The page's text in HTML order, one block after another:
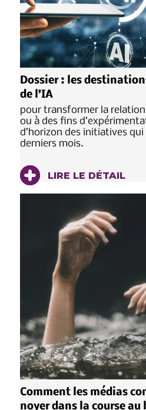
Dossier : les
de l’IA
pour transformer la
ou à des fins
d’horizon des initiatives
derniers mois.
LIRE LE DÉTAIL
Comment les médias
noyer dans la course au